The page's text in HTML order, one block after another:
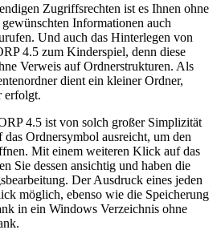
Zugriffsrechten ist es Ihnen ohne
Informationen auch
Und auch das Hinterlegen von
4.5 zum Kinderspiel, denn diese
Verweis auf Ordnerstrukturen. Als
dient ein kleiner Ordner,
erfolgt.
4.5 ist von solch großer Simplizität
Ordnersymbol ausreicht, um den
Mit einem weiteren Klick auf das
Sie dessen ansichtig und haben die
Der Ausdruck eines jeden
möglich, ebenso wie die Speicherung
in ein Windows Verzeichnis ohne